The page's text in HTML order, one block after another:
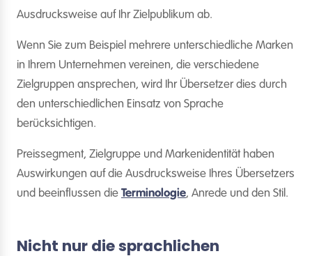
Ausdrucksweise auf Ihr Zielpublikum ab.
Wenn Sie zum Beispiel mehrere unterschiedliche Marken
in Ihrem Unternehmen vereinen, die verschiedene
Zielgruppen ansprechen, wird Ihr Übersetzer dies durch
den unterschiedlichen Einsatz von Sprache
berücksichtigen.
Preissegment, Zielgruppe und Markenidentität haben
Auswirkungen auf die Ausdrucksweise Ihres Übersetzers
und beeinflussen die Terminologie, Anrede und den Stil.
Nicht nur die sprachlichen